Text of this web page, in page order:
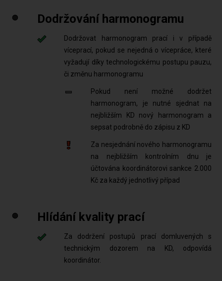
Dodržování harmonogramu
Dodržovat harmonogram prací i v případě
víceprací, pokud se nejedná o vícepráce, které
vyžadují díky technologickému postupu pauzu,
či změnu harmonogramu
Pokud není možné dodržet
harmonogram, je nutné sjednat na
nejbližším KD nový harmonogram a
sepsat podrobně do zápisu z KD
Za nesjednání nového harmonogramu
na nejbližším kontrolním dnu je
účtována koordinátorovi sankce 2.000
Kč za každý jednotlivý případ
Hlídání kvality prací
Za dodržení postupů prací domluvených s
technickým dozorem na KD, odpovídá
koordinátor.